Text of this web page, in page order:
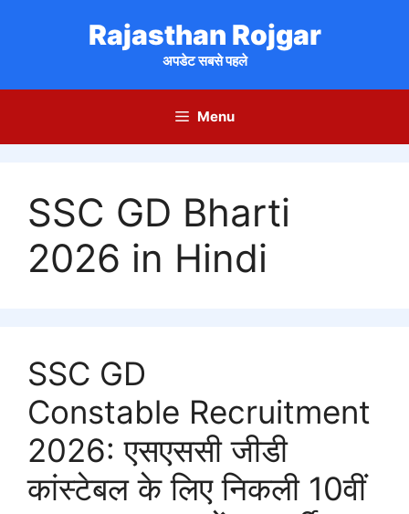
Rajasthan Rojgar
अपडेट सबसे पहले
Menu
SSC GD Bharti
2026 in Hindi
SSC GD
Constable Recruitment
2026: एसएससी जीडी
कांस्टेबल के लिए निकली 10वीं